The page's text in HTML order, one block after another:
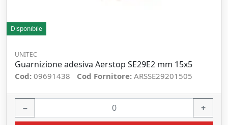
Disponibile
UNITEC
Guarnizione adesiva Aerstop SE29E2 mm 15x5
Cod: 09691438 Cod Fornitore: ARSSE29201505
− +